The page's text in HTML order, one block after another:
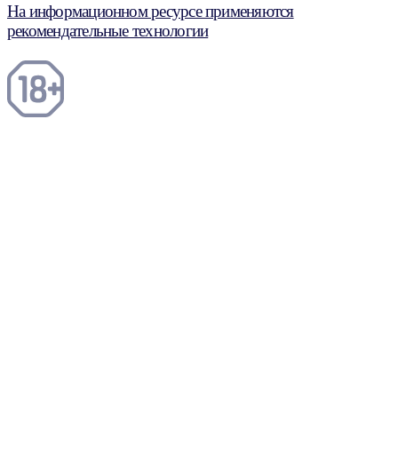
На информационном ресурсе применяются
рекомендательные технологии